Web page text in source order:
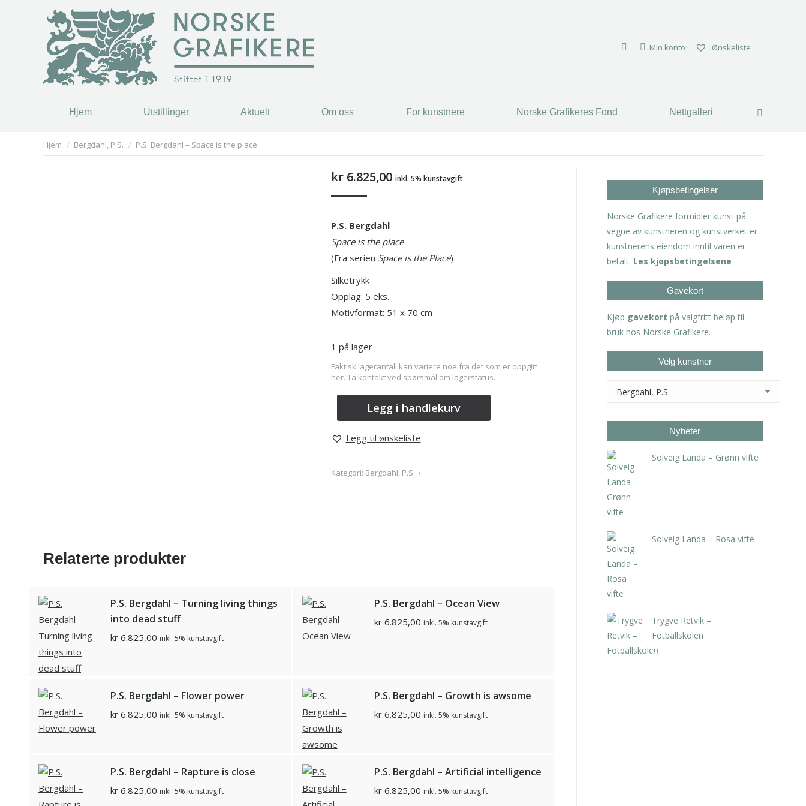
Min konto Ønskeliste
Hjem Utstillinger Aktuelt Om oss For kunstnere Norske Grafikeres Fond Nettgalleri Search:
You are here:
Hjem Bergdahl, P.S. P.S. Bergdahl – Space is the place
kr6.825,00 inkl. 5% kunstavgift
P.S. Bergdahl
Space is the place
(Fra serien Space is the Place)
Silketrykk
Opplag: 5 eks.
Motivformat: 51 x 70 cm
1 på lager
Faktisk lagerantall kan variere noe fra det som er oppgitt
her. Ta kontakt ved spørsmål om lagerstatus.
Legg i handlekurv
Legg til ønskeliste
Kategori: Bergdahl, P.S.
Relaterte produkter
P.S. Bergdahl – Turning living things
into dead stuff
kr 6.825,00 inkl. 5% kunstavgift
P.S. Bergdahl – Ocean View
kr6.825,00 inkl. 5% kunstavgift
P.S. Bergdahl – Flower power
kr 6.825,00 inkl. 5% kunstavgift
P.S. Bergdahl – Growth is awsome
kr6.825,00 inkl. 5% kunstavgift
P.S. Bergdahl – Rapture is close
kr 6.825,00 inkl. 5% kunstavgift
P.S. Bergdahl – Artificial intelligence
kr6.825,00 inkl. 5% kunstavgift
Kjøpsbetingelser
Norske Grafikere formidler kunst på
vegne av kunstneren og kunstverket er
kunstnerens eiendom inntil varen er
betalt. Les kjøpsbetingelsene
Gavekort
Kjøp gavekort på valgfritt beløp til
bruk hos Norske Grafikere.
Velg kunstner
Nyheter
Solveig Landa – Grønn vifte
Solveig Landa – Rosa vifte
Trygve Retvik –
Fotballskolen
kr
Hjem Utstillinger Aktuelt